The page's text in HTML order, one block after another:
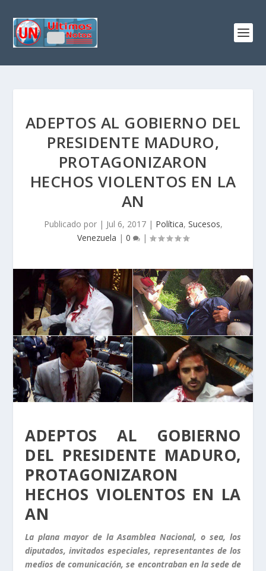
ADEPTOS AL GOBIERNO DEL
PRESIDENTE MADURO,
PROTAGONIZARON
HECHOS VIOLENTOS EN LA
AN
Publicado por | Jul 6, 2017| Política, Sucesos,
Venezuela | 0 |
ADEPTOS AL GOBIERNO
DEL PRESIDENTE MADURO,
PROTAGONIZARON
HECHOS VIOLENTOS EN LA
AN
La plana mayor de la Asamblea Nacional, o sea, los
diputados, invitados especiales, representantes de los
medios de comunicación, se encontraban en la sede de